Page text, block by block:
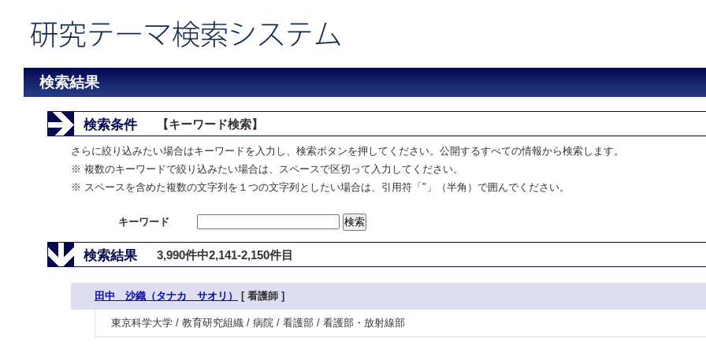
検索結果
検索条件 【キーワード検索】
さらに絞り込みたい場合はキーワードを入力し、検索ボタンを押してください。公開するすべての情報から検索します。
※ 複数のキーワードで絞り込みたい場合は、スペースで区切って入力してください。
※ スペースを含めた複数の文字列を１つの文字列としたい場合は、引用符「"」（半角）で囲んでください。
キーワード
検索結果 3,990件中2,141-2,150件目
田中 沙織（タナカ サオリ） [ 看護師 ]
東京科学大学 / 教育研究組織 / 病院 / 看護部 / 看護部・放射線部